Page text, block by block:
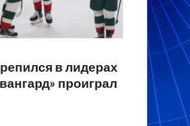
в лидерах
проиграл